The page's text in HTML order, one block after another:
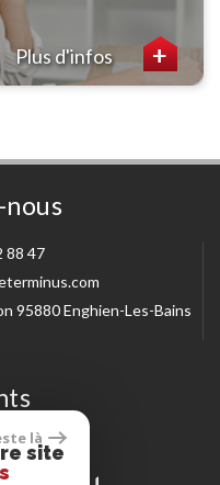
Plus d'infos
88 47
95880 Enghien-Les-Bains
là
site